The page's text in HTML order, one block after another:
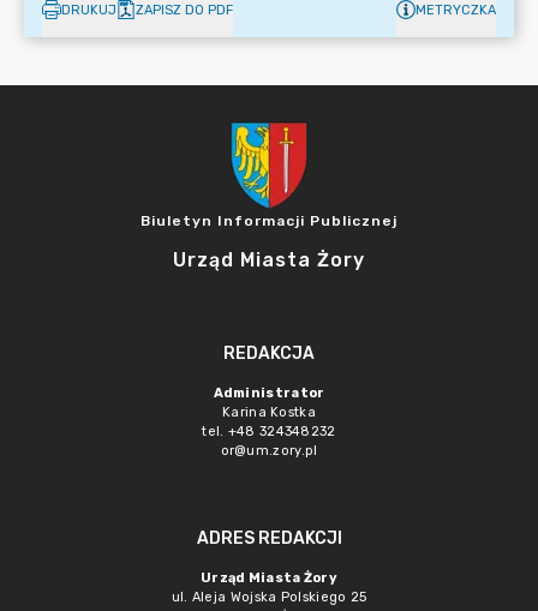
DRUKUJ ZAPISZ DO PDF METRYCZKA
Biuletyn Informacji Publicznej
Urząd Miasta Żory
REDAKCJA
Administrator
Karina Kostka
tel. +48 324348232
or@um.zory.pl
ADRES REDAKCJI
Urząd Miasta Żory
ul. Aleja Wojska Polskiego 25